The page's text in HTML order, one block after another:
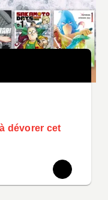
dévorer cet